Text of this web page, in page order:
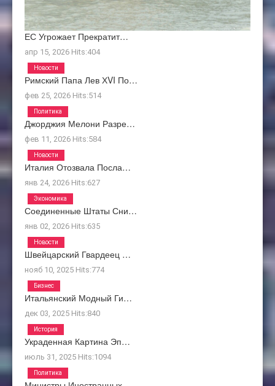
ЕС Угрожает Прекратит…
апр 15, 2026 Hits:404
Римский Папа Лев ХVI По…
фев 25, 2026 Hits:514
Новости
Джорджия Мелони Разре…
фев 11, 2026 Hits:584
Политика
Италия Отозвала Посла…
янв 24, 2026 Hits:627
Новости
Соединенные Штаты Сни…
янв 02, 2026 Hits:635
Экономика
Швейцарский Гвардеец …
нояб 10, 2025 Hits:774
Новости
Итальянский Модный Ги…
дек 03, 2025 Hits:840
Бизнес
Украденная Картина Эп…
июль 31, 2025 Hits:1094
История
Политика